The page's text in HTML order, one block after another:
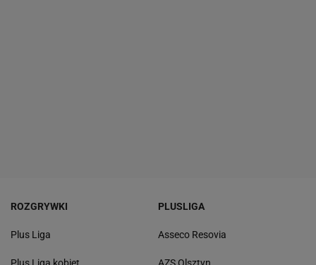
ROZGRYWKI
Plus Liga
PLUSLIGA
Asseco Resovia